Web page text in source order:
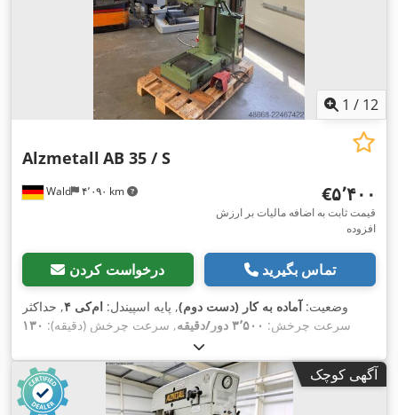
1 / 12
Wald ۴٬۰۹۰ km
Alzmetall AB 35 / S
‎€۵٬۴۰۰
قیمت ثابت به اضافه مالیات بر ارزش
افزوده
درخواست کردن تماس بگیرید
وضعیت:آماده به کار (دست دوم), پایه اسپیندل: ام‌کی ۴
, حداکثر
سرعت چرخش: ۳٬۵۰۰ دور/دقیقه , سرعت چرخش (دقیقه): ۱۳۰
دور/دقیقه,
آگهی کوچک